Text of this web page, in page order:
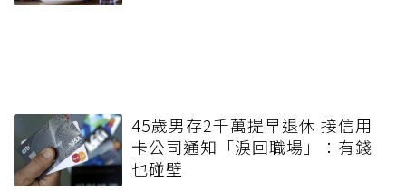
45歲男存2千萬提早退休 接信用
卡公司通知「淚回職場」：有錢
也碰壁